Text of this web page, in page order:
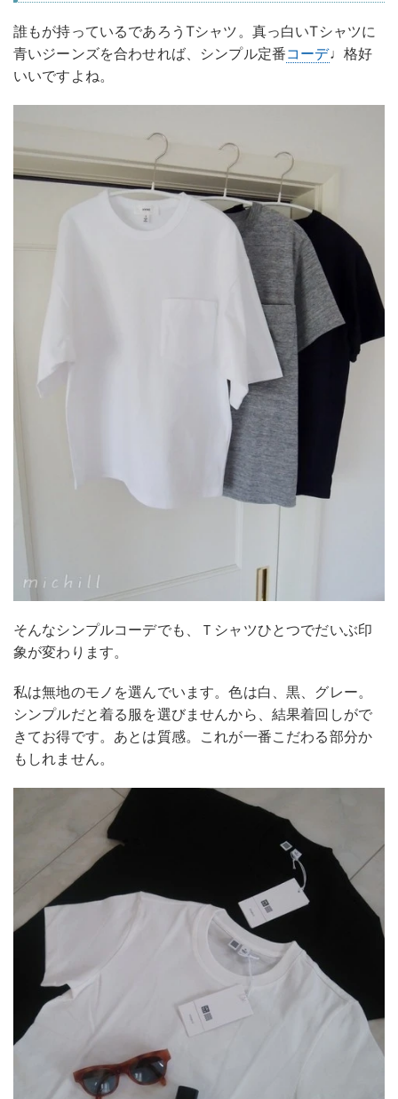
誰もが持っているであろうTシャツ。真っ白いTシャツに
青いジーンズを合わせれば、シンプル定番コーデ♩格好
いいですよね。
そんなシンプルコーデでも、Ｔシャツひとつでだいぶ印
象が変わります。
私は無地のモノを選んでいます。色は白、黒、グレー。
シンプルだと着る服を選びませんから、結果着回しがで
きてお得です。あとは質感。これが一番こだわる部分か
もしれません。